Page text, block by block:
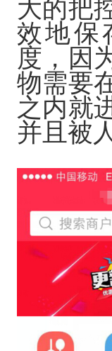
大的把
效地保
度，因
物需要
之内就
并且被